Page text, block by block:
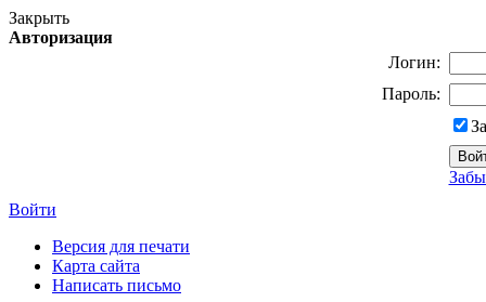
Закрыть
Авторизация
Логин:
Пароль:
Войти
Версия для печати
Карта сайта
Написать письмо